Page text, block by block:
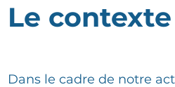
Le contexte
Dans le cadre de notre